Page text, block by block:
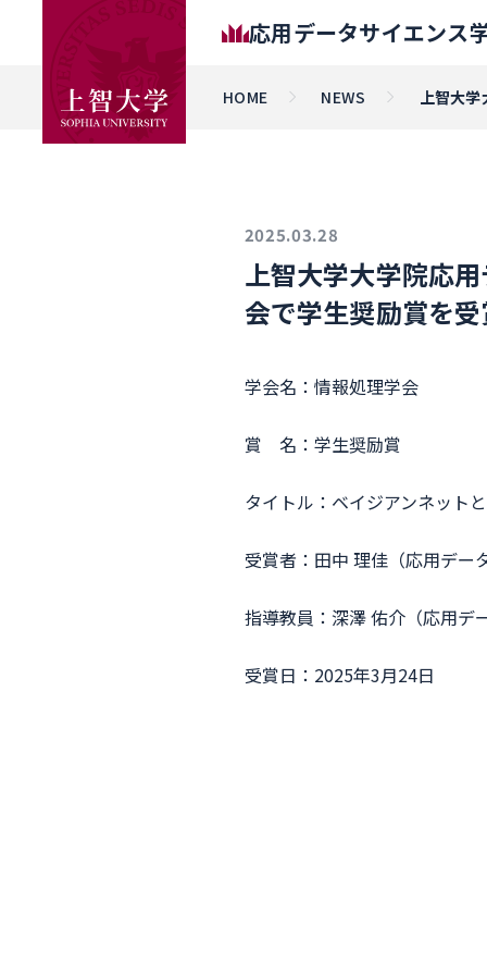
応用データサイエンス
HOME NEWS 上智大
2025.03.28
上智大学大学院応
会で学生奨励賞を
学会名：情報処理学会
賞 名：学生奨励賞
タイトル：ベイジアンネット
受賞者：田中 理佳（応用デー
指導教員：深澤 佑介（応用デ
受賞日：2025年3月24日